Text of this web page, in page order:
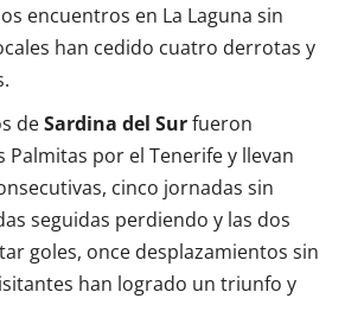
encuentros en La Laguna sin
han cedido cuatro derrotas y
deSardina del Surfueron
Palmitas por el Tenerife y llevan
cinco jornadas sin
seguidas perdiendo y las dos
goles, once desplazamientos sin
han logrado un triunfo y